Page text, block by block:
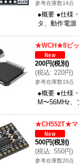
参考在庫数14点
●概要 ●仕様
タ、動作電
★WCH★8ビッ
200円(税別)
(税込: 220円)
参考在庫数19点
●概要 ●仕様
M〜56MHz
★CH552T★マ
500円(税別)
(税込: 550円)
参考在庫数20点